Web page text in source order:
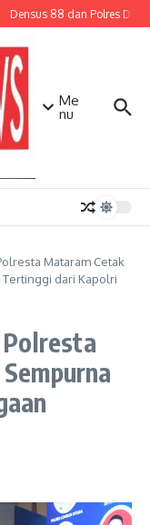
Densus 88 dan Polres
Me
nu
Mataram Cetak
Tertinggi dari Kapolri